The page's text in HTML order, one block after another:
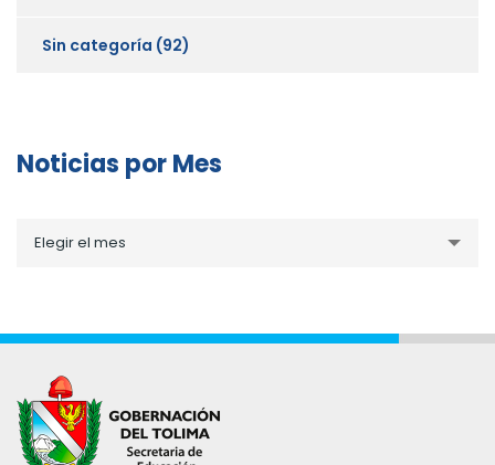
Sin categoría (92)
Noticias por Mes
porElegir el mes